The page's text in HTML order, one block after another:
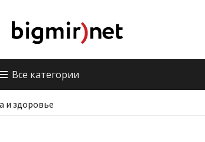
Все категории
и здоровье